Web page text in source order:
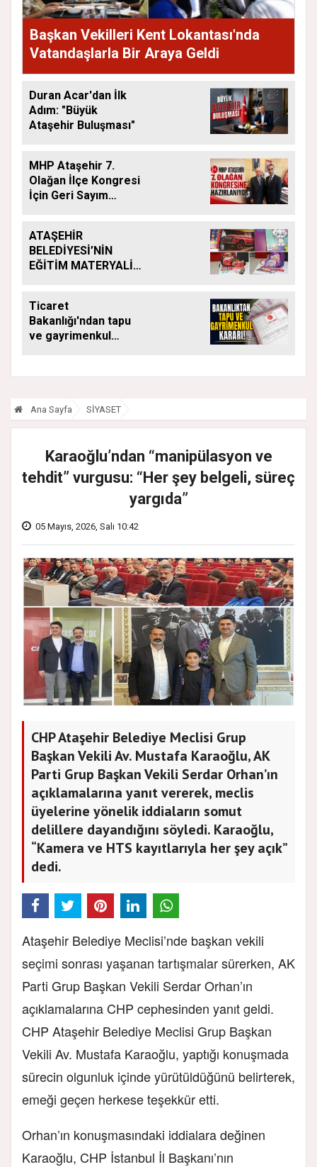
Başkan Vekilleri Kent Lokantası'nda
Vatandaşlarla Bir Araya Geldi
Duran Acar'dan İlk
Adım: "Büyük
Ataşehir Buluşması"
MHP Ataşehir 7.
Olağan İlçe Kongresi
İçin Geri Sayım
ATAŞEHİR
BELEDİYESİ’NİN
EĞİTİM MATERYALİ
SÜRÜYOR
Ticaret
Bakanlığı'ndan tapu
ve gayrimenkul
yapamayacak
Ana Sayfa SİYASET
Karaoğlu’ndan “manipülasyon ve
tehdit” vurgusu: “Her şey belgeli, süreç
yargıda”
05 Mayıs, 2026, Salı 10:42
CHP Ataşehir Belediye Meclisi Grup
Başkan Vekili Av. Mustafa Karaoğlu, AK
Parti Grup Başkan Vekili Serdar Orhan’ın
açıklamalarına yanıt vererek, meclis
üyelerine yönelik iddiaların somut
delillere dayandığını söyledi. Karaoğlu,
“Kamera ve HTS kayıtlarıyla her şey açık”
dedi.
Ataşehir Belediye Meclisi’nde başkan vekili
seçimi sonrası yaşanan tartışmalar sürerken, AK
Parti Grup Başkan Vekili Serdar Orhan’ın
açıklamalarına CHP cephesinden yanıt geldi.
CHP Ataşehir Belediye Meclisi Grup Başkan
Vekili Av. Mustafa Karaoğlu, yaptığı konuşmada
sürecin olgunluk içinde yürütüldüğünü belirterek,
emeği geçen herkese teşekkür etti.
Orhan’ın konuşmasındaki iddialara değinen
Karaoğlu, CHP İstanbul İl Başkanı’nın